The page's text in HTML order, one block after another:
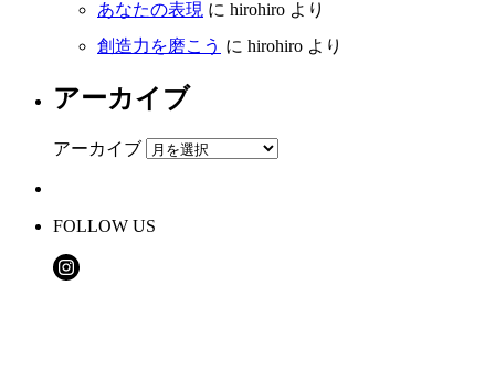
あなたの表現 に hirohiro より
創造力を磨こう に hirohiro より
アーカイブ
アーカイブ
FOLLOW US